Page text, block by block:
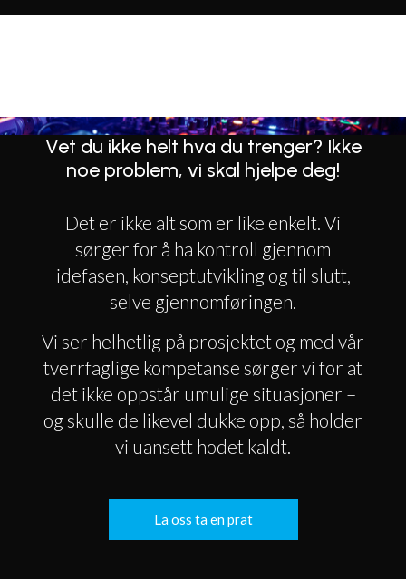
Vet du ikke helt hva du trenger? Ikke
noe problem, vi skal hjelpe deg!
Det er ikke alt som er like enkelt. Vi
sørger for å ha kontroll gjennom
idefasen, konseptutvikling og til slutt,
selve gjennomføringen.
Vi ser helhetlig på prosjektet og med vår
tverrfaglige kompetanse sørger vi for at
det ikke oppstår umulige situasjoner –
og skulle de likevel dukke opp, så holder
vi uansett hodet kaldt.
La oss ta en prat